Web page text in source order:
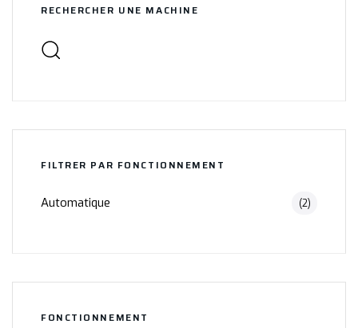
RECHERCHER UNE MACHINE
FILTRER PAR FONCTIONNEMENT
Automatique (2)
FONCTIONNEMENT